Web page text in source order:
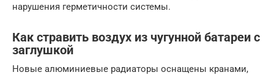
нарушения герметичности системы.
Как стравить воздух из чугунной батареи с
заглушкой
Новые алюминиевые радиаторы оснащены кранами,